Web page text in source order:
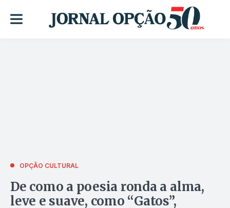
OPÇÃO CULTURAL
De como a poesia ronda a alma,
leve e suave, como “Gatos”,